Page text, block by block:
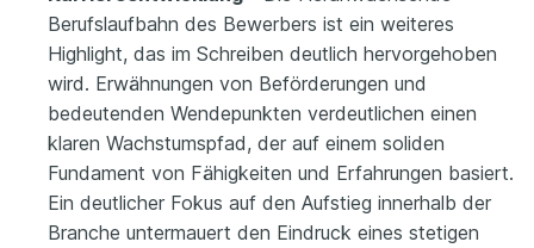
Berufslaufbahn des Bewerbers ist ein weiteres
Highlight, das im Schreiben deutlich hervorgehoben
wird. Erwähnungen von Beförderungen und
bedeutenden Wendepunkten verdeutlichen einen
klaren Wachstumspfad, der auf einem soliden
Fundament von Fähigkeiten und Erfahrungen basiert.
Ein deutlicher Fokus auf den Aufstieg innerhalb der
Branche untermauert den Eindruck eines stetigen